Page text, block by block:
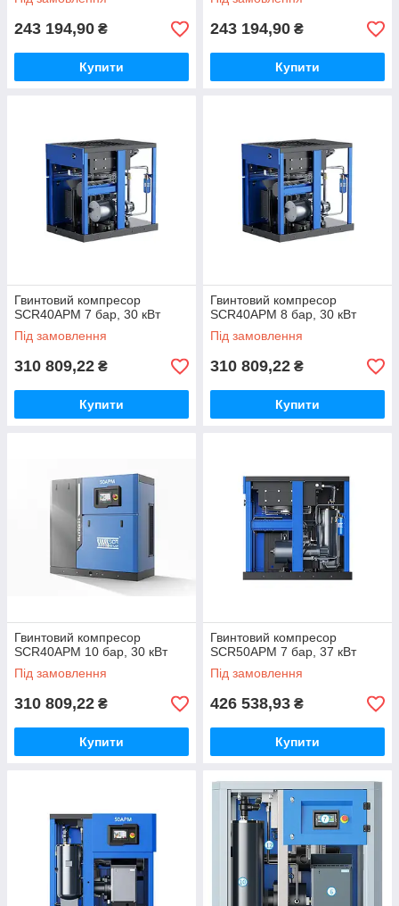
243 194,90 ₴
Купити
243 194,90 ₴
Купити
Гвинтовий компресор
SCR40APM 7 бар, 30 кВт
Під замовлення
310 809,22 ₴
Купити
Гвинтовий компресор
SCR40APM 8 бар, 30 кВт
Під замовлення
310 809,22 ₴
Купити
Гвинтовий компресор
SCR40APM 10 бар, 30 кВт
Під замовлення
310 809,22 ₴
Купити
Гвинтовий компресор
SCR50APM 7 бар, 37 кВт
Під замовлення
426 538,93 ₴
Купити